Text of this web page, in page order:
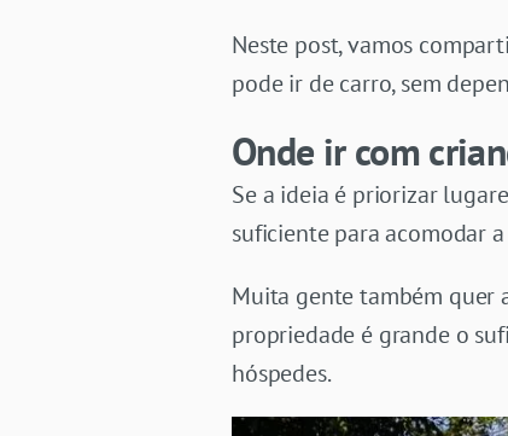
Neste post, vamos
pode ir de carro, sem
Onde ir com
Se a ideia é priorizar
suficiente para acomodar
Muita gente também quer
propriedade é grande o
hóspedes.